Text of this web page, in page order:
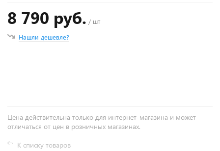
8 790 руб. / шт
Нашли дешевле?
Цена действительна только для интернет-магазина и может
отличаться от цен в розничных магазинах.
К списку товаров